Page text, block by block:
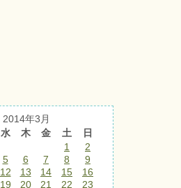
2014年3月
水 木 金 土
日
1
2
5 6 7 8
9
12 13 14 15
16
19 20 21 22 23